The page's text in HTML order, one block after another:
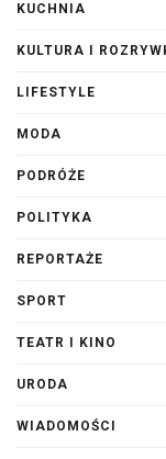
KUCHNIA
KULTURA I
LIFESTYLE
MODA
PODRÓŻE
POLITYKA
REPORTAŻE
SPORT
TEATR I KINO
URODA
WIADOMOŚCI